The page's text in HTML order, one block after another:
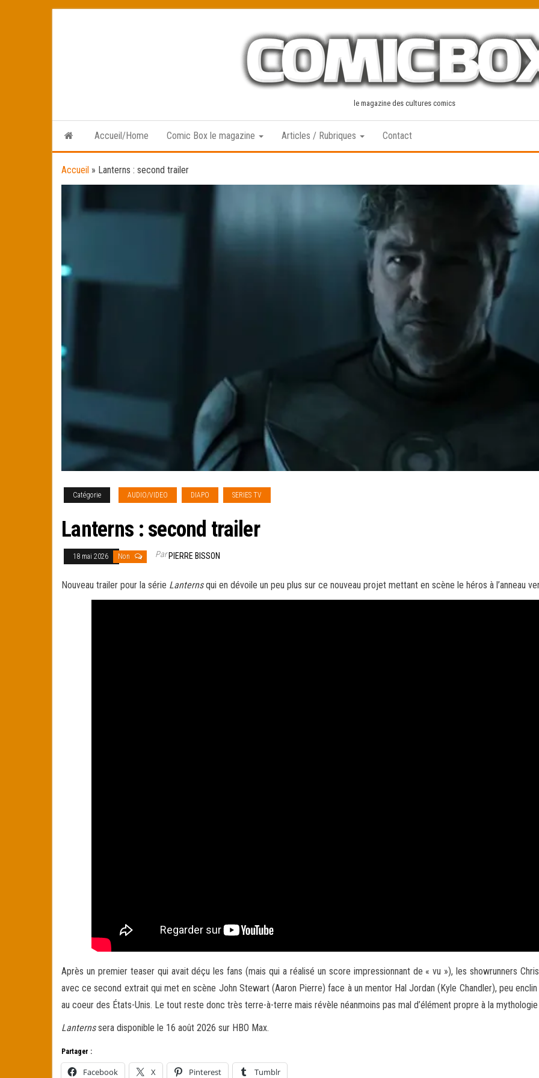
le magazine des cultures comics
Accueil/Home Comic Box le magazine Articles / Rubriques Contact
Accueil » Lanterns : second trailer
Catégorie AUDIO/VIDEO DIAPO SERIES TV
Lanterns : second trailer
18 mai 2026 Non ParPIERRE BISSON
Nouveau trailer pour la série Lanternsqui en dévoile un peu plus sur ce nouveau projet mettant en scène le héros à l’anneau
Après un premier teaser qui avait déçu les fans (mais qui a réalisé un score impressionnant de « vu »), les showrunners
avec ce second extrait qui met en scène John Stewart (Aaron Pierre) face à un mentor Hal Jordan (Kyle Chandler), peu
au coeur des États-Unis. Le tout reste donc très terre-à-terre mais révèle néanmoins pas mal d’élément propre à la
Lanternssera disponible le 16 août 2026 sur HBO Max.
Partager :
Facebook X Pinterest Tumblr